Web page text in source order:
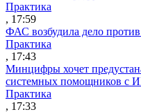
Практика
, 17:59
ФАС возбудила дело
Практика
, 17:43
Минцифры хочет
системных помощников с
Практика
, 17:33